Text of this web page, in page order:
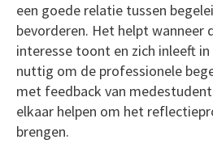
een goede relatie tussen
bevorderen. Het helpt wanneer
interesse toont en zich inleeft
nuttig om de professionele
met feedback van
elkaar helpen om het
brengen.